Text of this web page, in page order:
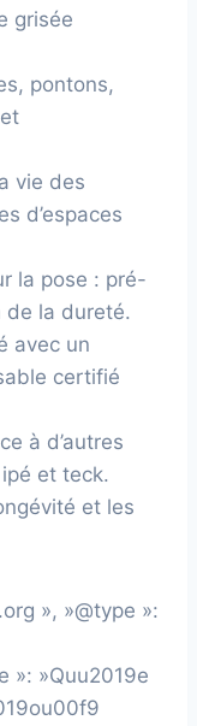
grisée
pontons,
vie des
d’espaces
la pose : pré-
de la dureté.
avec un
certifié
à d’autres
et teck.
et les
», »@type »:
»: »Quu2019e